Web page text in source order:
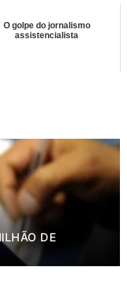
O golpe do jornalismo
assistencialista
DE